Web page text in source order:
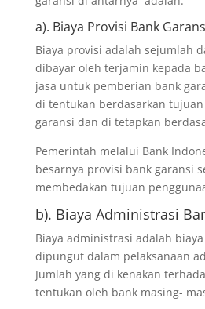
a). Biaya Provisi Bank
Biaya provisi adalah sejumlah
dibayar oleh terjamin kepada
jasa untuk pemberian bank
di tentukan berdasarkan
garansi dan di tetapkan
Pemerintah melalui Bank
besarnya provisi bank garansi
membedakan tujuan
b). Biaya Administrasi
Biaya administrasi adalah
dipungut dalam pelaksanaan
Jumlah yang di kenakan
tentukan oleh bank masing-